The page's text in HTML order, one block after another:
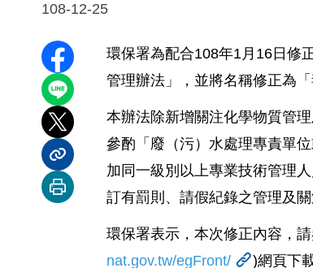
108-12-25
分享至 Facebook
分享到 LINE
分享到 X
分享內容連結
列印本頁
環保署為配合108年1月 16 日修
管理辦法」，並將名稱修正為
本辦法除新增關注化學物質管
參酌「廢（污）水處理專責單
加同一級別以上專業技術管理
訂有罰則、請假紀錄之管理及
環保署表示，本次修正內容，
nat.gov.tw/egFront/
)網頁下